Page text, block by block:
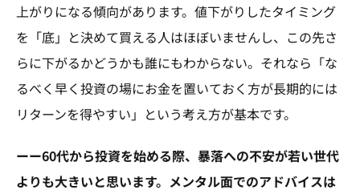
上がりになる傾向があります。値下がりしたタイミング
を「底」と決めて買える人はほぼいませんし、この先さ
らに下がるかどうかも誰にもわからない。それなら「な
るべく早く投資の場にお金を置いておく方が長期的には
リターンを得やすい」という考え方が基本です。
ーー60代から投資を始める際、暴落への不安が若い世代
よりも大きいと思います。メンタル面でのアドバイスは